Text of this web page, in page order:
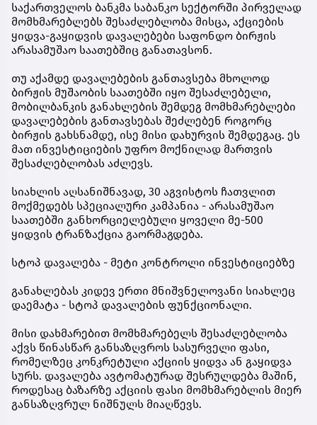
საქართველოს ბანკმა საბანკო სექტორში პირველად
მომხმარებლებს შესაძლებლობა მისცა, აქციების
ყიდვა-გაყიდვის დავალებები საფონდო ბირჟის
არასამუშაო საათებშიც განათავსონ.
თუ აქამდე დავალებების განთავსება მხოლოდ
ბირჟის მუშაობის საათებში იყო შესაძლებელი,
მობილბანკის განახლების შემდეგ მომხმარებლები
დავალებების განთავსებას შეძლებენ როგორც
ბირჟის გახსნამდე, ისე მისი დახურვის შემდეგაც. ეს
მათ ინვესტიციების უფრო მოქნილად მართვის
შესაძლებლობას აძლევს.
სიახლის აღსანიშნავად, 30 აგვისტოს ჩათვლით
მოქმედებს სპეციალური კამპანია - არასამუშაო
საათებში განხორციელებული ყოველი მე-500
ყიდვის ტრანზაქცია გაორმაგდება.
სტოპ დავალება - მეტი კონტროლი ინვესტიციებზე
განახლებას კიდევ ერთი მნიშვნელოვანი სიახლეც
დაემატა - სტოპ დავალების ფუნქციონალი.
მისი დახმარებით მომხმარებელს შესაძლებლობა
აქვს წინასწარ განსაზღვროს სასურველი ფასი,
რომელზეც კონკრეტული აქციის ყიდვა ან გაყიდვა
სურს. დავალება ავტომატურად შესრულდება მაშინ,
როდესაც ბაზარზე აქციის ფასი მომხმარებლის მიერ
განსაზღვრულ ნიშნულს მიაღწევს.